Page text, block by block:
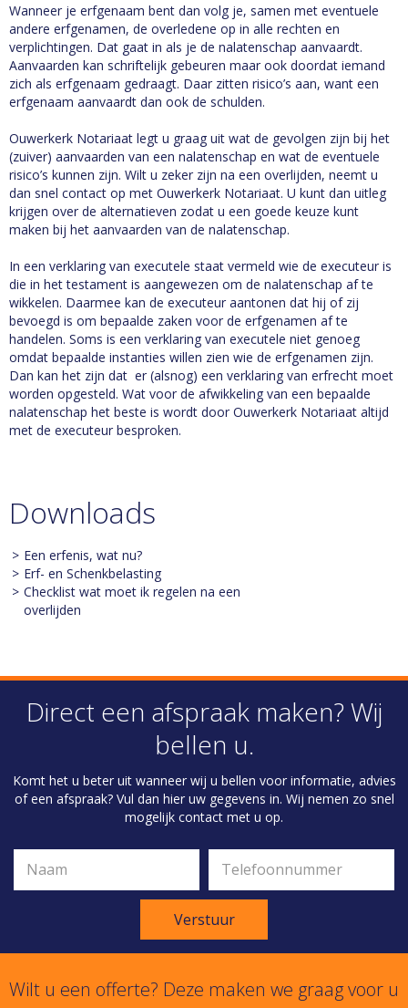
Wanneer je erfgenaam bent dan volg je, samen met eventuele
andere erfgenamen, de overledene op in alle rechten en
verplichtingen. Dat gaat in als je de nalatenschap aanvaardt.
Aanvaarden kan schriftelijk gebeuren maar ook doordat iemand
zich als erfgenaam gedraagt. Daar zitten risico’s aan, want een
erfgenaam aanvaardt dan ook de schulden.
Ouwerkerk Notariaat legt u graag uit wat de gevolgen zijn bij het
(zuiver) aanvaarden van een nalatenschap en wat de eventuele
risico’s kunnen zijn. Wilt u zeker zijn na een overlijden, neemt u
dan snel contact op met Ouwerkerk Notariaat. U kunt dan uitleg
krijgen over de alternatieven zodat u een goede keuze kunt
maken bij het aanvaarden van de nalatenschap.
In een verklaring van executele staat vermeld wie de executeur is
die in het testament is aangewezen om de nalatenschap af te
wikkelen. Daarmee kan de executeur aantonen dat hij of zij
bevoegd is om bepaalde zaken voor de erfgenamen af te
handelen. Soms is een verklaring van executele niet genoeg
omdat bepaalde instanties willen zien wie de erfgenamen zijn.
Dan kan het zijn dat er (alsnog) een verklaring van erfrecht moet
worden opgesteld. Wat voor de afwikkeling van een bepaalde
nalatenschap het beste is wordt door Ouwerkerk Notariaat altijd
met de executeur besproken.
Downloads
Een erfenis, wat nu?
Erf- en Schenkbelasting
Checklist wat moet ik regelen na een
overlijden
Direct een afspraak maken? Wij
bellen u.
Komt het u beter uit wanneer wij u bellen voor informatie, advies
of een afspraak? Vul dan hier uw gegevens in. Wij nemen zo snel
mogelijk contact met u op.
Verstuur
Wilt u een offerte? Deze maken we graag voor u